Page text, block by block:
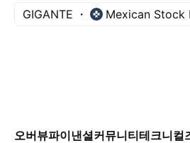
GIGANTE Mexican Stock
오버뷰파이낸셜커뮤니티테크니컬